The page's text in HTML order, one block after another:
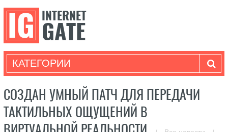
КАТЕГОРИИ
СОЗДАН УМНЫЙ ПАТЧ ДЛЯ ПЕРЕДАЧИ
ТАКТИЛЬНЫХ ОЩУЩЕНИЙ В